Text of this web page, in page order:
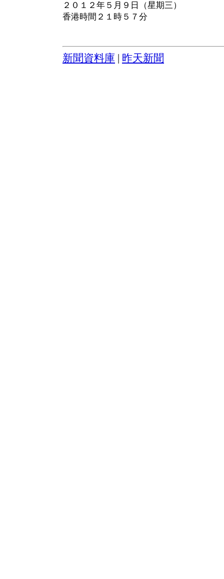
２０１２年５月９日（星期三）
香港時間２１時５７分
新聞資料庫 昨天新聞